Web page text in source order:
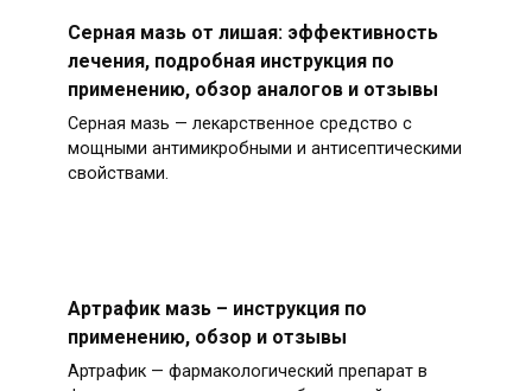
Серная мазь от лишая: эффективность
лечения, подробная инструкция по
применению, обзор аналогов и отзывы
Серная мазь — лекарственное средство с
мощными антимикробными и антисептическими
свойствами.
Артрафик мазь – инструкция по
применению, обзор и отзывы
Артрафик — фармакологический препарат в